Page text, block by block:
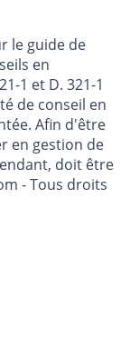
guide de
en
1 et D. 321-1
de conseil en
Afin d'être
en gestion de
doit être
- Tous droits